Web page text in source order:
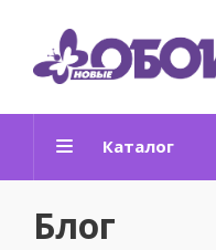
Каталог
Блог